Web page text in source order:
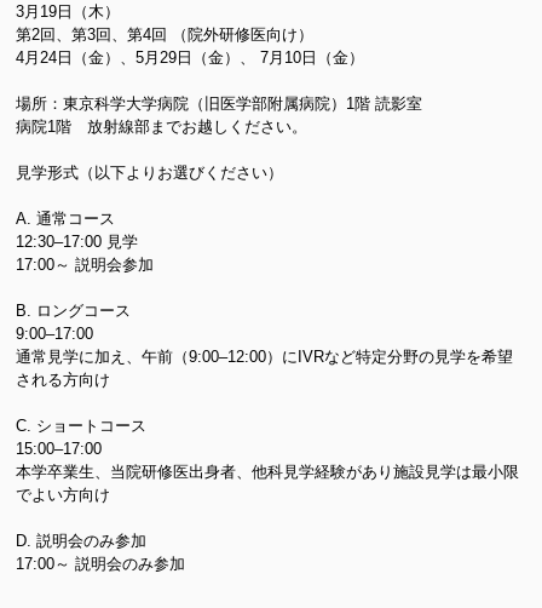
3月19日（木）
第2回、第3回、第4回 （院外研修医向け）
4月24日（金）、5月29日（金）、 7月10日（金）
場所：東京科学大学病院（旧医学部附属病院）1階 読影室
病院1階 放射線部までお越しください。
見学形式（以下よりお選びください）
A. 通常コース
12:30–17:00 見学
17:00～ 説明会参加
B. ロングコース
9:00–17:00
通常見学に加え、午前（9:00–12:00）にIVRなど特定分野の見学を希望
される方向け
C. ショートコース
15:00–17:00
本学卒業生、当院研修医出身者、他科見学経験があり施設見学は最小限
でよい方向け
D. 説明会のみ参加
17:00～ 説明会のみ参加